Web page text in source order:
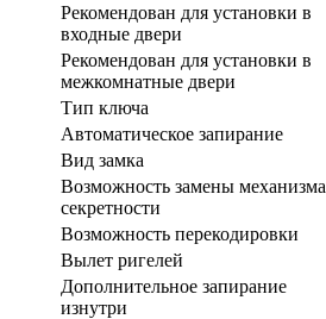
Рекомендован для установки в
входные двери
Рекомендован для установки в
межкомнатные двери
Тип ключа
Автоматическое запирание
Вид замка
Возможность замены механизма
секретности
Возможность перекодировки
Вылет ригелей
Дополнительное запирание
изнутри